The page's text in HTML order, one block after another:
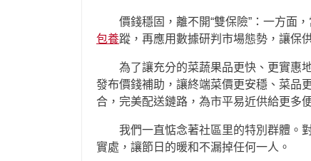
價錢穩固，離不開“雙保險”：一方面
包養蹤，再應用數據研判市場態勢，讓保
為了讓充分的菜蔬果品更快、更實惠
發布價錢補助，讓終端菜價更安穩、菜品
合，完美配送鏈路，為市平易近供給更多
我們一直惦念著社區里的特別群體。
實處，讓節日的暖和不漏掉任何一人。